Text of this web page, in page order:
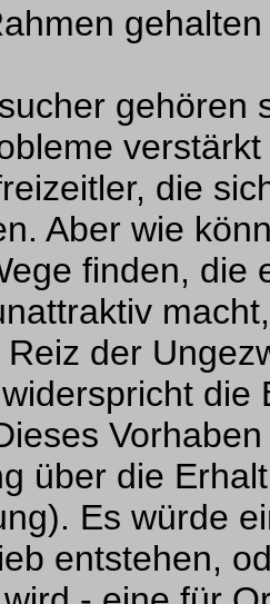
gehören
die
Aber wie
finden, die
der
über die
Es würde
entstehen,